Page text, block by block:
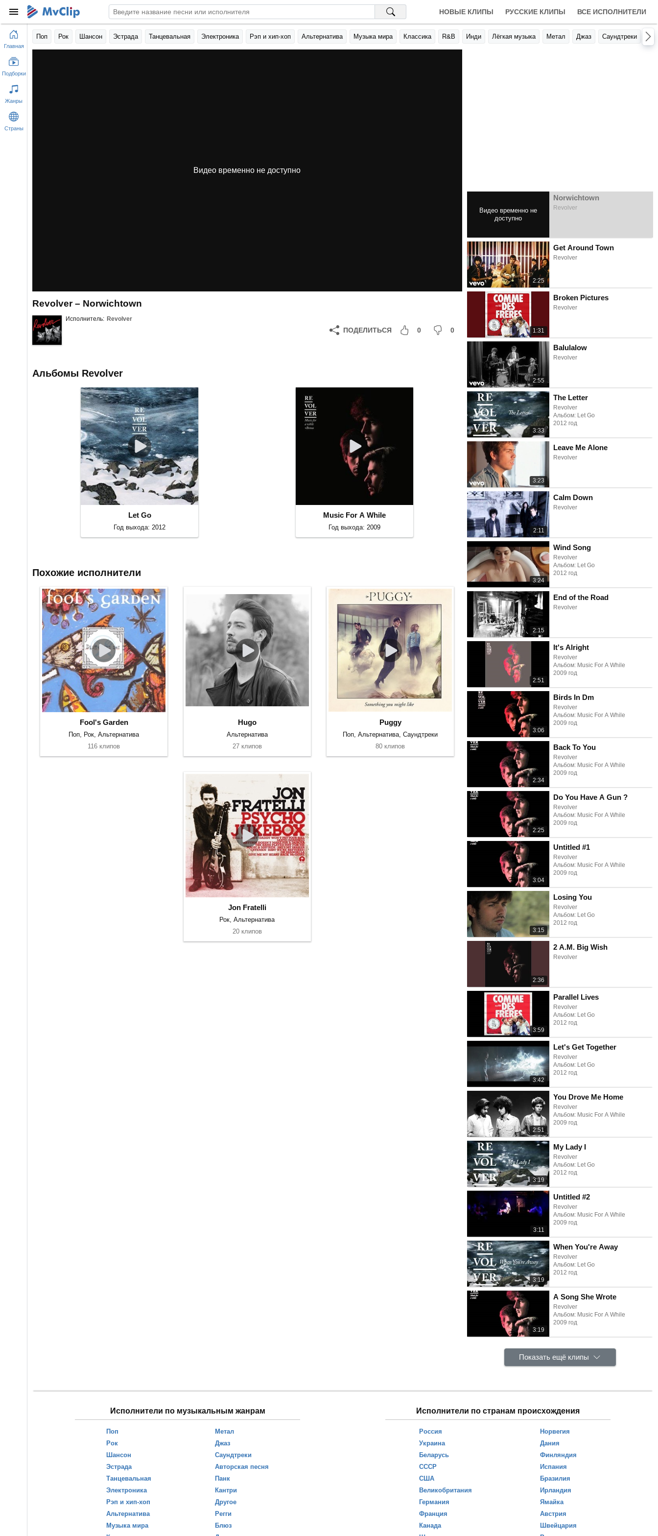
НОВЫЕ КЛИПЫ РУССКИЕ КЛИПЫ ВСЕ ИСПОЛНИТЕЛИ
Поп Рок Шансон Эстрада Танцевальная Электроника Рэп и хип-хоп Альтернатива Музыка мира Классика R&B Инди Лёгкая музыка Метал Джаз Саундтреки
Видео временно не доступно
Revolver – Norwichtown
Исполнитель: Revolver
ПОДЕЛИТЬСЯ 0 0
Norwichtown
Revolver
2:25
Get Around Town
Revolver
1:31
Broken Pictures
Revolver
2:55
Balulalow
Revolver
3:33
The Letter
Revolver
Альбом: Let Go
2012 год
3:23
Leave Me Alone
Revolver
2:11
Calm Down
Revolver
3:24
Wind Song
Revolver
Альбом: Let Go
2012 год
2:15
End of the Road
Revolver
2:51
It's Alright
Revolver
Альбом: Music For A While
2009 год
3:06
Birds In Dm
Revolver
Альбом: Music For A While
2009 год
2:34
Back To You
Revolver
Альбом: Music For A While
2009 год
2:25
Do You Have A Gun ?
Revolver
Альбом: Music For A While
2009 год
3:04
Untitled #1
Revolver
Альбом: Music For A While
2009 год
3:15
Losing You
Revolver
Альбом: Let Go
2012 год
2:36
2 A.M. Big Wish
Revolver
3:59
Parallel Lives
Revolver
Альбом: Let Go
2012 год
3:42
Let's Get Together
Revolver
Альбом: Let Go
2012 год
2:51
You Drove Me Home
Revolver
Альбом: Music For A While
2009 год
3:19
My Lady I
Revolver
Альбом: Let Go
2012 год
3:11
Untitled #2
Revolver
Альбом: Music For A While
2009 год
3:19
When You're Away
Revolver
Альбом: Let Go
2012 год
3:19
A Song She Wrote
Revolver
Альбом: Music For A While
2009 год
Показать ещё клипы
Альбомы Revolver
Let Go
Год выхода: 2012
Music For A While
Год выхода: 2009
Похожие исполнители
Fool's Garden
Поп, Рок, Альтернатива
116 клипов
Hugo
Альтернатива
27 клипов
Puggy
Поп, Альтернатива, Саундтреки
80 клипов
Jon Fratelli
Рок, Альтернатива
20 клипов
Исполнители по музыкальным жанрам
Поп
Рок
Шансон
Эстрада
Танцевальная
Электроника
Рэп и хип-хоп
Альтернатива
Музыка мира
Метал
Джаз
Саундтреки
Авторская песня
Панк
Кантри
Другое
Регги
Блюз
Исполнители по странам происхождения
Россия
Украина
Беларусь
СССР
США
Великобритания
Германия
Франция
Канада
Норвегия
Дания
Финляндия
Испания
Бразилия
Ирландия
Ямайка
Австрия
Швейцария
Главная
Подборки
Жанры
Страны